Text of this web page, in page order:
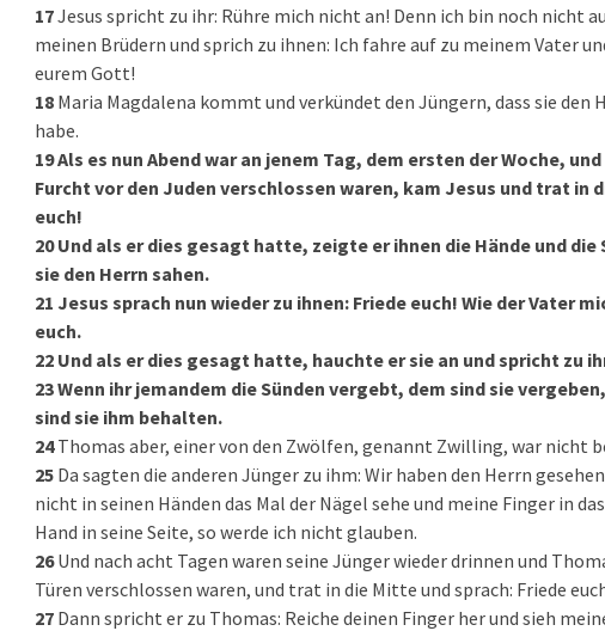
17Jesus spricht zu ihr: Rühre mich nicht an! Denn ich bin noch nicht
meinen Brüdern und sprich zu ihnen: Ich fahre auf zu meinem Vater
eurem Gott!
18 Maria Magdalena kommt und verkündet den Jüngern, dass sie den
habe.
19Als es nun Abend war an jenem Tag, dem ersten der Woche,
Furcht vor den Juden verschlossen waren, kam Jesus und trat in
euch!
20Und als er dies gesagt hatte, zeigte er ihnen die Hände und
sie den Herrn sahen.
21 Jesus sprach nun wieder zu ihnen: Friede euch! Wie der Vater
euch.
22 Und als er dies gesagt hatte, hauchte er sie an und spricht zu
23Wenn ihr jemandem die Sünden vergebt, dem sind sie
sind sie ihm behalten.
24Thomas aber, einer von den Zwölfen, genannt Zwilling, war nicht
25 Da sagten die anderen Jünger zu ihm: Wir haben den Herrn
nicht in seinen Händen das Mal der Nägel sehe und meine Finger in
Hand in seine Seite, so werde ich nicht glauben.
26Und nach acht Tagen waren seine Jünger wieder drinnen und
Türen verschlossen waren, und trat in die Mitte und sprach: Friede
27 Dann spricht er zu Thomas: Reiche deinen Finger her und sieh